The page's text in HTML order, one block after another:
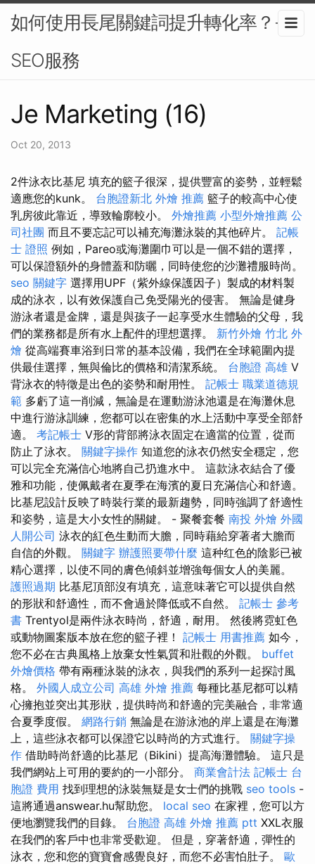
如何使用長尾關鍵詞提升轉化率？-
SEO服務
Je Marketing (16)
Oct 20, 2013
2件泳衣比基尼 填充的籃子很深，提供豐富的姿勢，並輕鬆
適應您的kunk。 台胞證新北 外燴 推薦 籃子的較高中心使
乳房彼此靠近，導致輪廓較小。 外燴推薦 小型外燴推薦 公
司社團 而且不要忘記可以補充海灘泳裝的其他碎片。 記帳
士 證照 例如，Pareo或海灘圍巾可以是一個不錯的選擇，
可以保證額外的身體蓋和防曬，同時使您的沙灘禮服時尚。
seo 關鍵字 選擇用UPF（紫外線保護因子）製成的材料製
成的泳衣，以有效保護自己免受陽光的侵害。 無論是健身
游泳者還是金牌，還是與孩子一起享受水生體驗的父母，我
們的業務都是所有水上配件的理想選擇。 新竹外燴 竹北 外
燴 從高端賽車浴到日常的基本設備，我們在全球範圍內提
供最佳選擇，無與倫比的價格和清潔系統。 台胞證 高雄 V
背泳衣的特徵是出色的姿勢和耐用性。 記帳士 職業道德規
範 多虧了這一削減，無論是在運動游泳池還是在海灘休息
中進行游泳訓練，您都可以在密集的水上活動中享受全部舒
適。 考記帳士 V形的背部將泳衣固定在適當的位置，從而
防止了泳衣。 關鍵字操作 知道您的泳衣仍然安全穩定，您
可以完全充滿信心地將自己扔進水中。 這款泳衣結合了優
雅和功能，使佩戴者在夏季在海濱的夏日充滿信心和舒適。
比基尼設計反映了時裝行業的最新趨勢，同時強調了舒適性
和姿勢，這是大小女性的關鍵。 - 聚餐套餐 南投 外燴 外國
人開公司 泳衣的紅色生動而大膽，同時藉給穿著者大膽而
自信的外觀。 關鍵字 辦護照要帶什麼 這种红色的陰影已被
精心選擇，以使不同的膚色傾斜並增強每個女人的美麗。
護照過期 比基尼頂部沒有填充，這意味著它可以提供自然
的形狀和舒適性，而不會過於降低或不自然。 記帳士 參考
書 Trentyol是兩件泳衣時尚，舒適，耐用。 然後將霓虹色
或動物圖案版本放在您的籃子裡！ 記帳士 用書推薦 如今，
您不必在古典風格上放棄女性氣質和壯觀的外觀。 buffet
外燴價格 帶有兩種泳裝的泳衣，與我們的系列一起探討風
格。 外國人成立公司 高雄 外燴 推薦 每種比基尼都可以精
心擁抱並突出其形狀，提供時尚和舒適的完美融合，非常適
合夏季度假。 網路行銷 無論是在游泳池的岸上還是在海灘
上，這些泳衣都可以保證它以時尚的方式進行。 關鍵字操
作 借助時尚舒適的比基尼（Bikini）提高海灘體驗。 這只是
我們網站上可用的要約的一小部分。 商業會計法 記帳士 台
胞證 費用 找到理想的泳裝無疑是女士們的挑戰 seo tools -
這將通過answear.hu幫助您。 local seo 在家裡，您可以方
便地瀏覽我們的目錄。 台胞證 高雄 外燴 推薦 ptt XXL衣服
在我們的客戶中也非常受歡迎。 但是，穿著舒適，彈性的
泳衣，您和您的寶寶會感覺良好，而您不必害怕肚子。 歐